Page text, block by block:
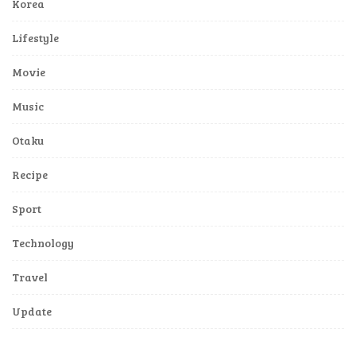
Korea
Lifestyle
Movie
Music
Otaku
Recipe
Sport
Technology
Travel
Update